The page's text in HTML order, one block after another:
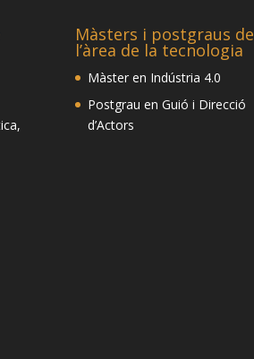
Màsters i postgraus de
l’àrea de la tecnologia
Màster en Indústria 4.0
Postgrau en Guió i Direcció
d’Actors